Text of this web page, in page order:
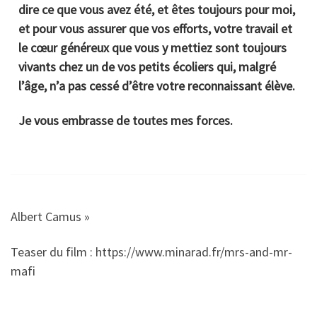
dire ce que vous avez été, et êtes toujours pour moi,
et pour vous assurer que vos efforts, votre travail et
le cœur généreux que vous y mettiez sont toujours
vivants chez un de vos petits écoliers qui, malgré
l’âge, n’a pas cessé d’être votre reconnaissant élève.
Je vous embrasse de toutes mes forces.
Albert Camus »
Teaser du film : https://www.minarad.fr/mrs-and-mr-
mafi